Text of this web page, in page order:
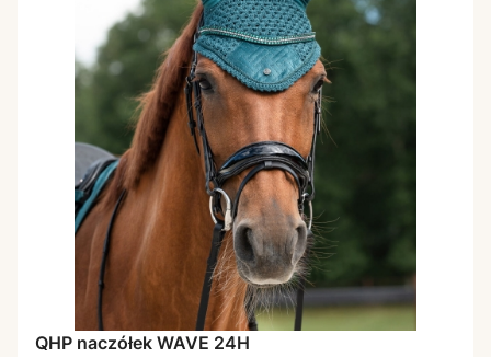
QHP naczółek WAVE 24H